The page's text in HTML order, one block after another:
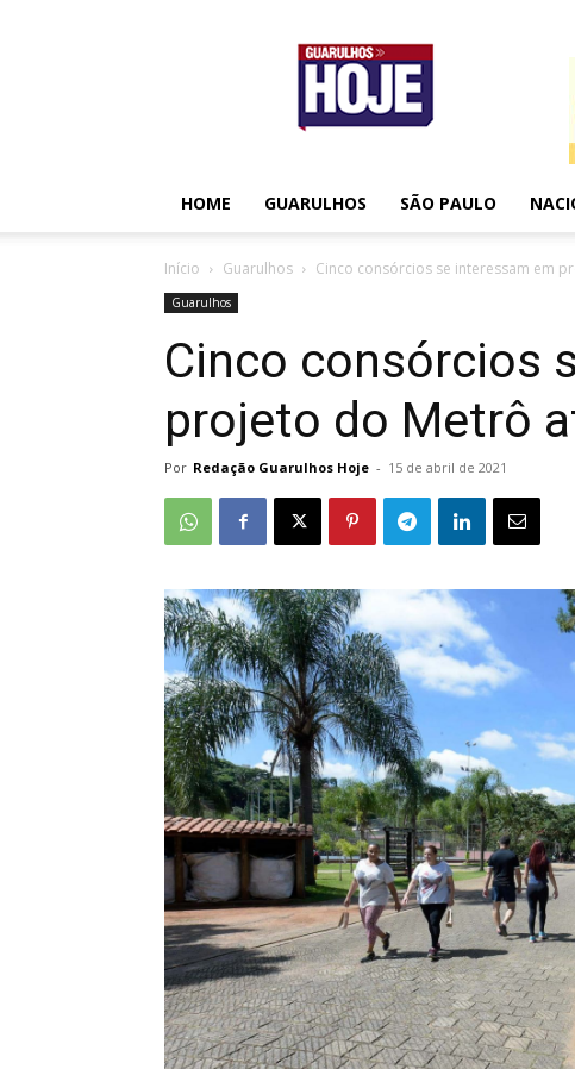
Guarulhos
Hoje
HOME GUARULHOS SÃO PAULO
Início Guarulhos Cinco consórcios se interessam em
Guarulhos
Cinco consórcios
projeto do Metrô
Por Redação Guarulhos Hoje - 15 de abril de 2021